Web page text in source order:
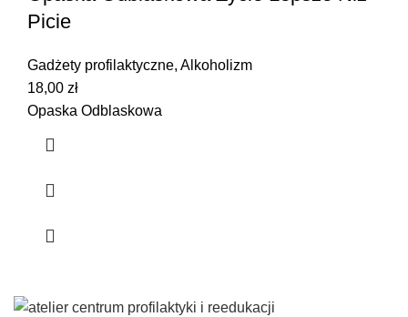
Picie
Gadżety profilaktyczne, Alkoholizm
18,00 zł
Opaska Odblaskowa